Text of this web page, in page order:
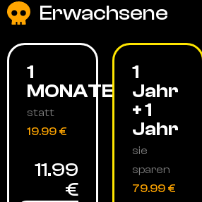
Erwachsene
1
MONATE
statt
19.99 €
11.99
€
1
Jahr
+ 1
Jahr
sie
sparen
79.99 €